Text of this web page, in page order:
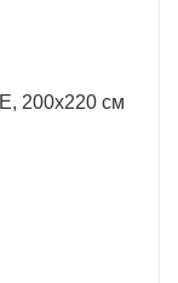
200x220 см